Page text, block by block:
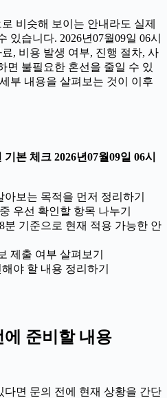
비슷해 보이는 안내라도 실제
있습니다. 2026년07월09일 06시
, 비용 발생 여부, 진행 절차, 사
면 불필요한 혼선을 줄일 수 있
부 내용을 살펴보는 것이 이후
본 체크 2026년07월09일 06시
보는 목적을 먼저 정리하기
우선 확인할 항목 나누기
분 기준으로 현재 적용 가능한 안
제출 여부 살펴보기
야 할 내용 정리하기
준비할 내용
면 문의 전에 현재 상황을 간단